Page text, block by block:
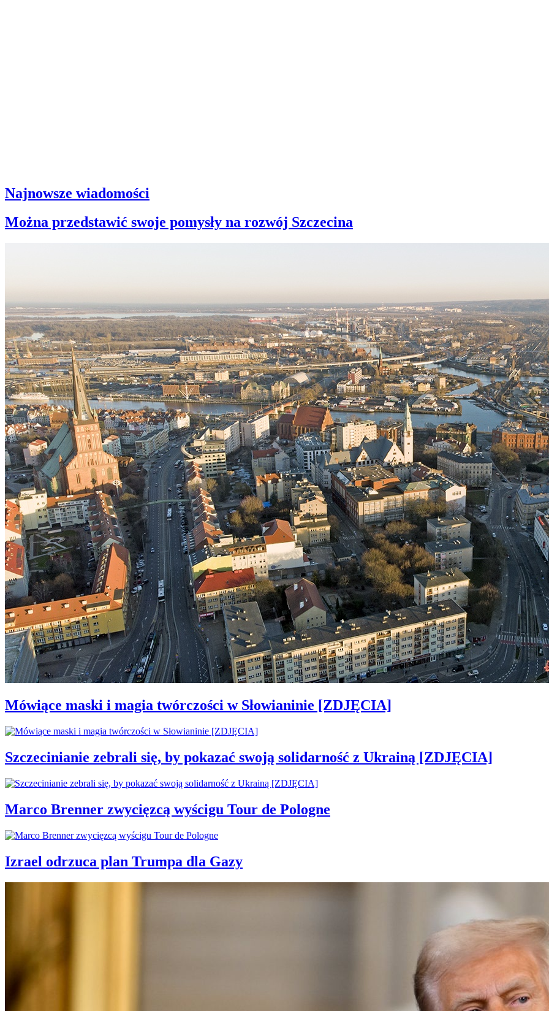
Najnowsze wiadomości
Można przedstawić swoje pomysły na rozwój Szczecina
Mówiące maski i magia twórczości w Słowianinie [ZDJĘCIA]
Szczecinianie zebrali się, by pokazać swoją solidarność z Ukrainą [ZDJĘCIA]
Marco Brenner zwycięzcą wyścigu Tour de Pologne
Izrael odrzuca plan Trumpa dla Gazy